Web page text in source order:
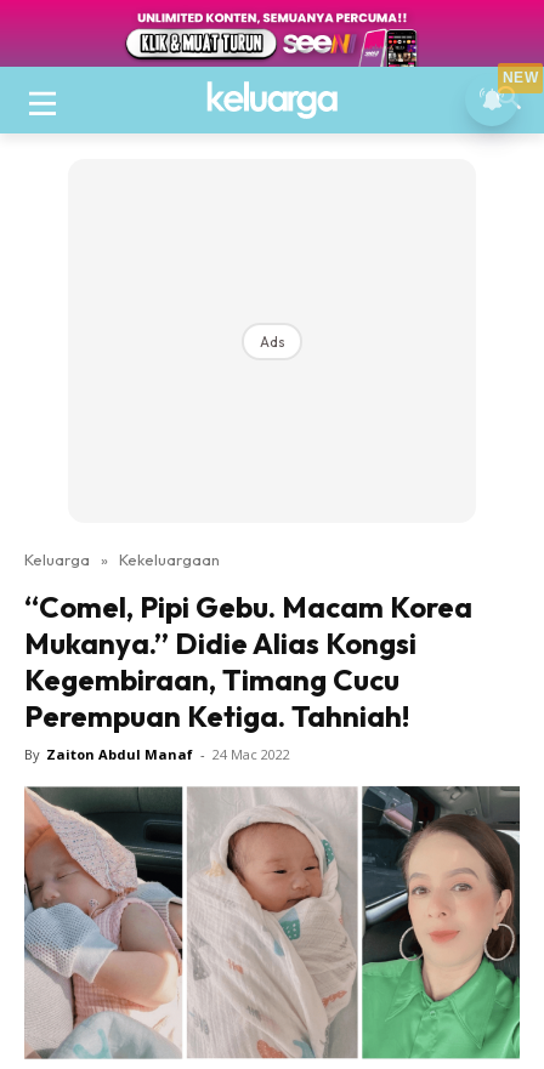
Ads
Keluarga » Kekeluargaan
“Comel, Pipi Gebu. Macam Korea
Mukanya.” Didie Alias Kongsi
Kegembiraan, Timang Cucu
Perempuan Ketiga. Tahniah!
By Zaiton Abdul Manaf - 24 Mac 2022
NEW